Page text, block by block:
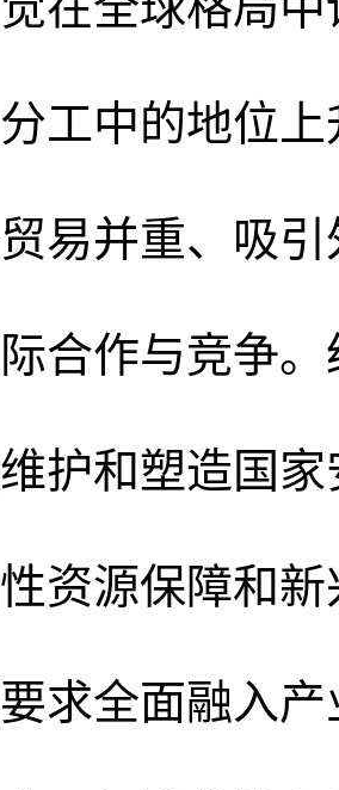
工中的地位
易并重、吸
合作与竞争
护和塑造国
资源保障和
求全面融入